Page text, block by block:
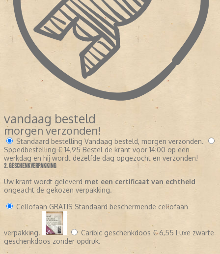
vandaag besteld
morgen verzonden!
Standaard bestelling Vandaag besteld, morgen verzonden.
Spoedbestelling € 14,95 Bestel de krant voor 14:00 op een
werkdag en hij wordt dezelfde dag opgezocht en verzonden!
2. GESCHENKVERPAKKING
Uw krant wordt geleverd met een certificaat van echtheid
ongeacht de gekozen verpakking.
Cellofaan GRATIS Standaard beschermende cellofaan
verpakking. Caribic geschenkdoos € 6,55 Luxe zwarte
geschenkdoos zonder opdruk.